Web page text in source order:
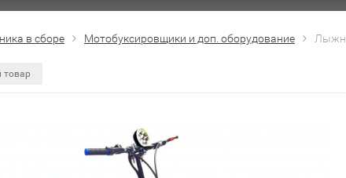
в сборе Мотобуксировщики и доп. оборудование
товар